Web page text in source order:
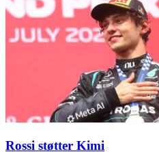
Rossi støtter Kimi